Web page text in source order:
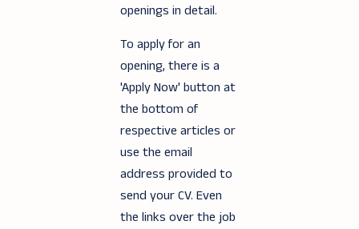
openings in detail.
To apply for an
opening, there is a
'Apply Now' button at
the bottom of
respective articles or
use the email
address provided to
send your CV. Even
the links over the job